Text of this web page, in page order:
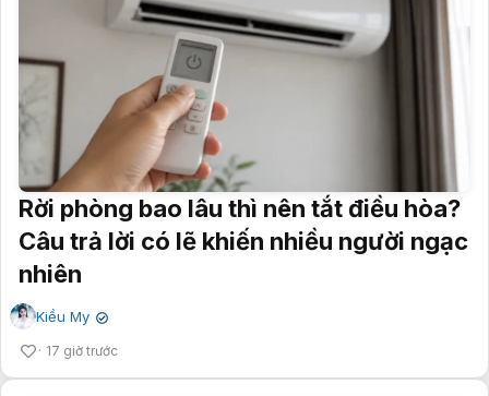
Rời phòng bao lâu thì nên tắt điều hòa?
Câu trả lời có lẽ khiến nhiều người ngạc
nhiên
Kiều My ✔
17 giờ trước